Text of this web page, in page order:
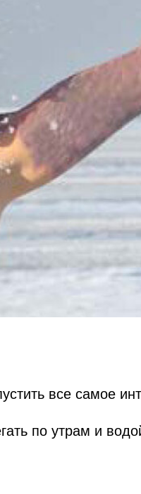
все самое
по утрам и